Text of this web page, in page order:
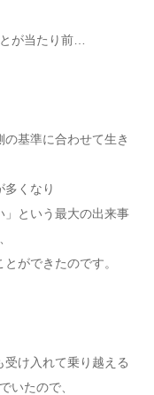
が当たり前…
基準に合わせて生き
多くなり
」という最大の出来事
ができたのです。
け入れて乗り越える
いたので、